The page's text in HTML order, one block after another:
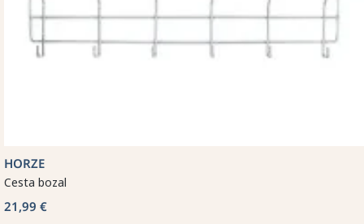
HORZE
Cesta bozal
21,99 €